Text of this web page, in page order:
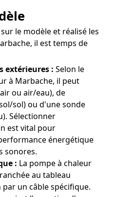
le modèle et réalisé les
il est temps de
extérieures : Selon le
à Marbache, il peut
ou air/eau), de
sol) ou d'une sonde
Sélectionner
est vital pour
énergétique
sonores.
: La pompe à chaleur
au tableau
un câble spécifique.